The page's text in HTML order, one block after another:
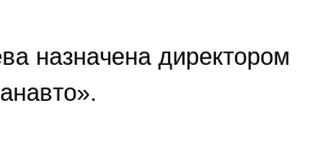
назначена директором